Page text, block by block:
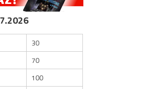
30
70
100